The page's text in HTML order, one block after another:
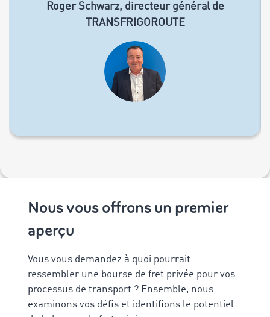
Roger Schwarz, directeur général de
TRANSFRIGOROUTE
Nous vous offrons un premier
aperçu
Vous vous demandez à quoi pourrait
ressembler une bourse de fret privée pour vos
processus de transport ? Ensemble, nous
examinons vos défis et identifions le potentiel